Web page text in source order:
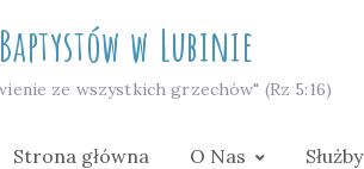
w Lubinie
ze wszystkich grzechów" (Rz 5:16)
Strona główna O Nas Służby